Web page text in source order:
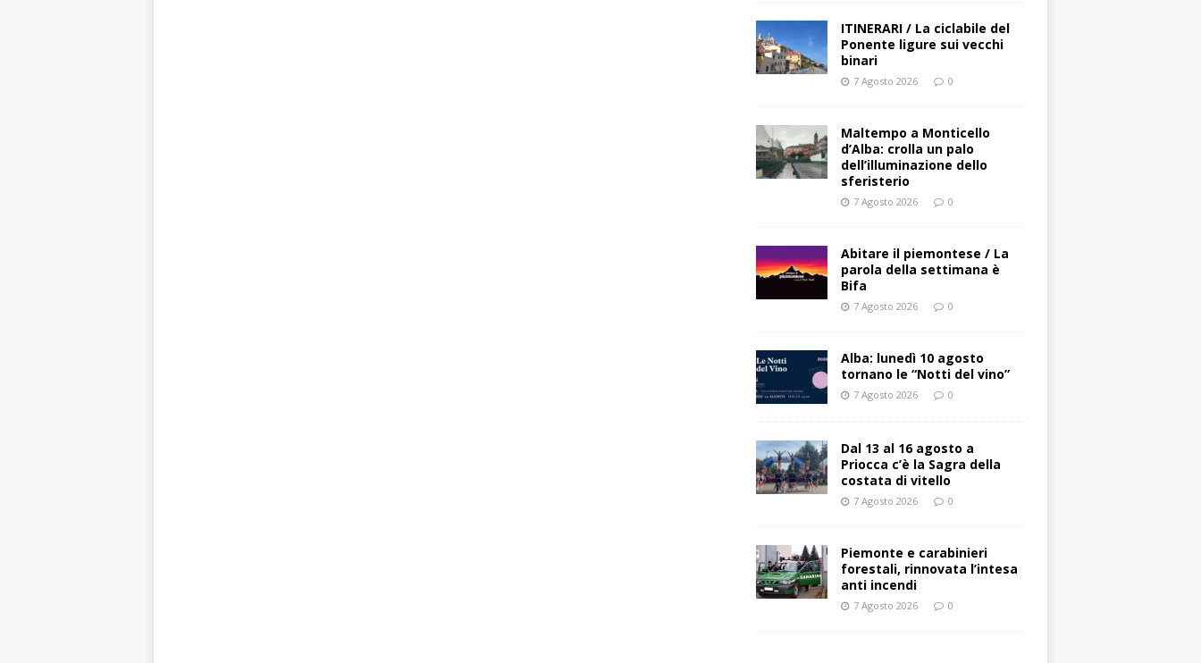
ITINERARI / La ciclabile del
Ponente ligure sui vecchi
binari
7 Agosto 2026 0
Maltempo a Monticello
d’Alba: crolla un palo
dell’illuminazione dello
sferisterio
7 Agosto 2026 0
Abitare il piemontese / La
parola della settimana è
Bifa
7 Agosto 2026 0
Alba: lunedì 10 agosto
tornano le “Notti del vino”
7 Agosto 2026 0
Dal 13 al 16 agosto a
Priocca c’è la Sagra della
costata di vitello
7 Agosto 2026 0
Piemonte e carabinieri
forestali, rinnovata l’intesa
anti incendi
7 Agosto 2026 0